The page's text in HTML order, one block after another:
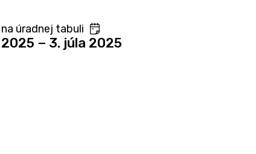
úradnej tabuli
− 3. júla 2025